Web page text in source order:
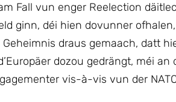
Fall vun enger Reelection
ginn, déi hien dovunner
draus gemaach, datt
dozou gedrängt, méi
vis-à-vis vun der